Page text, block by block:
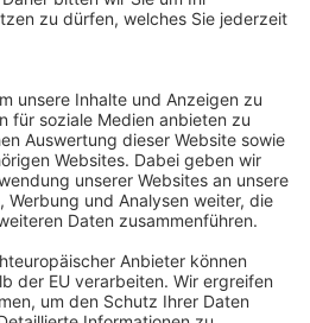
geltend gemacht werden
Deutschland, Senatsverwaltung für
2
DE 114236103
gemeinnützige Körperschaft befreit
gem. §5 I 9 KStg. unter der